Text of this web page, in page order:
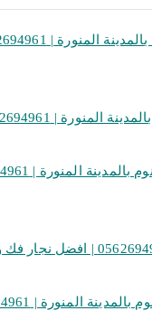
| 0562694961 | افضل نجار